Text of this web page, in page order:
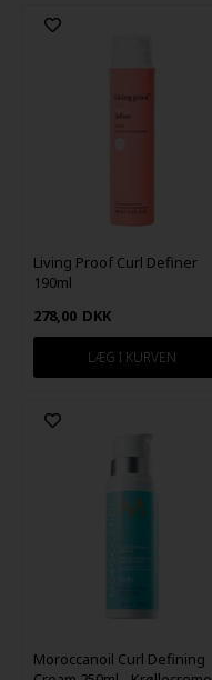
Living Proof Curl Definer
190ml
278,00 DKK
Moroccanoil Curl Defining